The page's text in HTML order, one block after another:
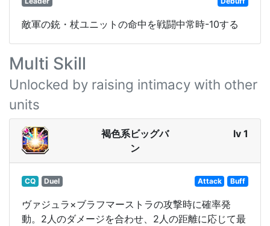
敵軍の銃・杖ユニットの命中を戦闘中常時-10する
Multi Skill
Unlocked by raising intimacy with other
units
褐色系ビッグバ
ン
lv 1
CQ Duel Attack Buff
ヴァジュラ×ブラフマーストラの攻撃時に確率発
動。2人のダメージを合わせ、2人の距離に応じて最